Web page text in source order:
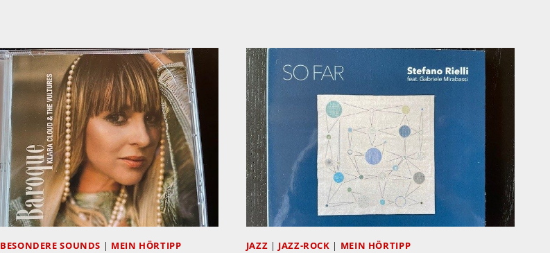
PERSPECTIVITY
MAZOTTA:
SAN
PAOLO
DI
GALATINA
BESONDERE SOUNDS | MEIN HÖRTIPP JAZZ | JAZZ-ROCK | MEIN HÖRTIPP